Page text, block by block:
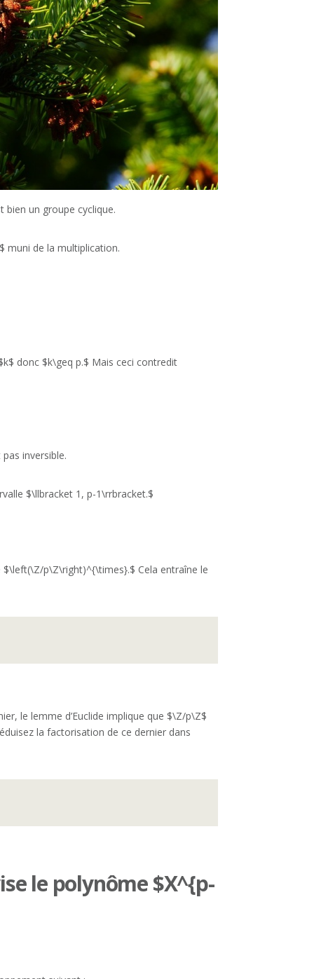
bien un groupe cyclique.
muni de la multiplication.
donc $k\geq p.$ Mais ceci contredit
inversible.
$\llbracket 1, p-1\rrbracket.$
p\Z\right)^{\times}.$ Cela entraîne le
le lemme d’Euclide implique que $\Z/p\Z$
la factorisation de ce dernier dans
le polynôme $X^{p-